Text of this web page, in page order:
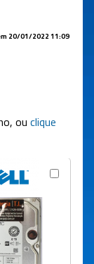
20/01/2022 11:09
ou clique